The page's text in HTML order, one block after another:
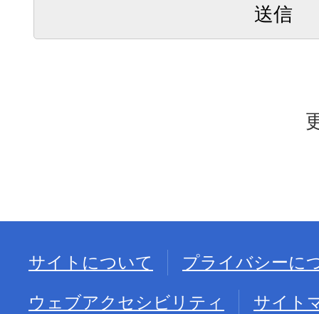
サイトについて
プライバシーに
ウェブアクセシビリティ
サイト